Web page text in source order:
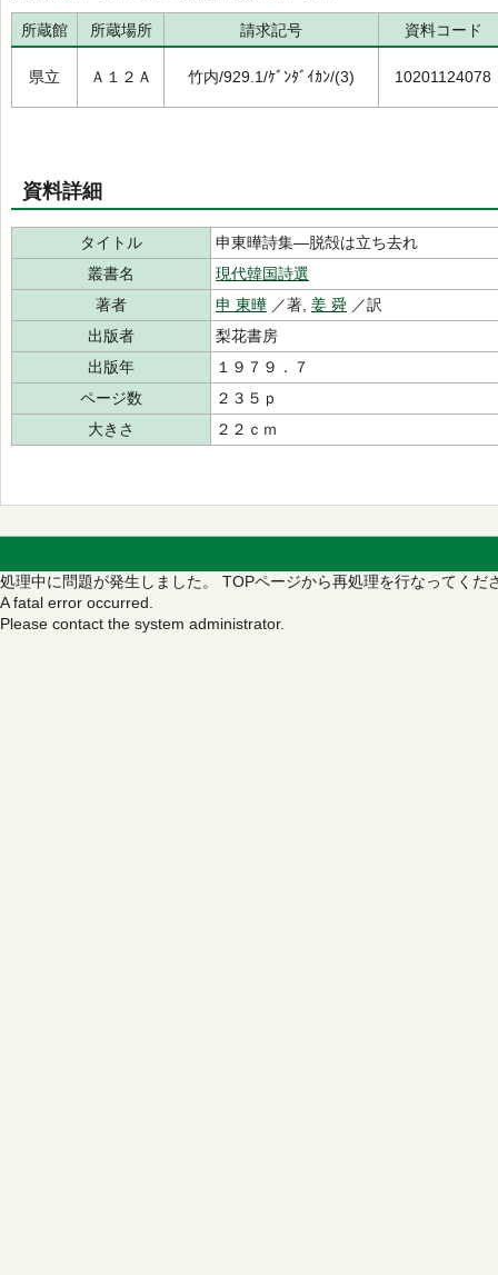
所蔵館 所蔵場所 請求記号 資料コード
県立 Ａ１２Ａ 竹内/929.1/ｹﾞﾝﾀﾞｲｶﾝ/(3) 10201124078
資料詳細
タイトル
申東曄詩集―脱殻は立ち去れ
叢書名
現代韓国詩選
著者
申 東曄 ／著, 姜 舜 ／訳
出版者
梨花書房
出版年
１９７９．７
ページ数
２３５ｐ
大きさ
２２ｃｍ
処理中に問題が発生しました。 TOPページから再処理を行なってくだ
A fatal error occurred.
Please contact the system administrator.